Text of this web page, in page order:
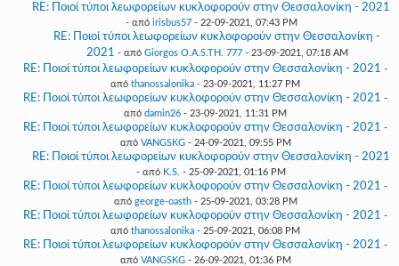
RE: Ποιοί τύποι λεωφορείων κυκλοφορούν στην Θεσσαλονίκη - 2021
- από irisbus57- 22-09-2021, 07:43 PM
RE: Ποιοί τύποι λεωφορείων κυκλοφορούν στην Θεσσαλονίκη -
2021 - από Giorgos O.A.S.TH. 777- 23-09-2021, 07:18 AM
RE: Ποιοί τύποι λεωφορείων κυκλοφορούν στην Θεσσαλονίκη - 2021 -
από thanossalonika - 23-09-2021, 11:27 PM
RE: Ποιοί τύποι λεωφορείων κυκλοφορούν στην Θεσσαλονίκη - 2021 -
από damin26 - 23-09-2021, 11:31 PM
RE: Ποιοί τύποι λεωφορείων κυκλοφορούν στην Θεσσαλονίκη - 2021 -
από VANGSKG- 24-09-2021, 09:55 PM
RE: Ποιοί τύποι λεωφορείων κυκλοφορούν στην Θεσσαλονίκη - 2021
- από K.S. - 25-09-2021, 01:16 PM
RE: Ποιοί τύποι λεωφορείων κυκλοφορούν στην Θεσσαλονίκη - 2021 -
από george-oasth- 25-09-2021, 03:28 PM
RE: Ποιοί τύποι λεωφορείων κυκλοφορούν στην Θεσσαλονίκη - 2021 -
από thanossalonika - 25-09-2021, 06:08 PM
RE: Ποιοί τύποι λεωφορείων κυκλοφορούν στην Θεσσαλονίκη - 2021 -
από VANGSKG- 26-09-2021, 01:36 PM